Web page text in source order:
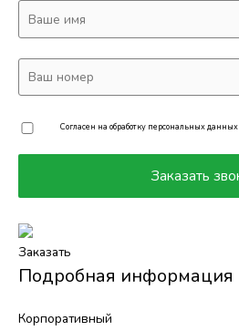
Согласен на обработку персональных данных
Заказать
Подробная информация
Корпоративный